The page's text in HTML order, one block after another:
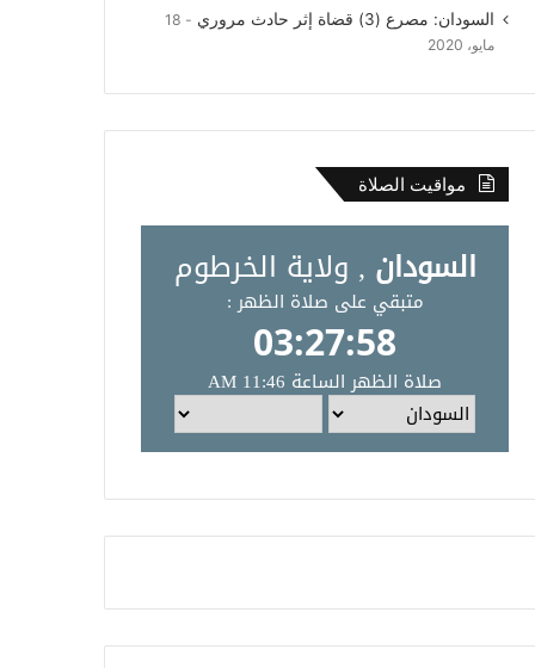
السودان: مصرع (3) قضاة إثر حادث مروري
18
مايو، 2020
مواقيت الصلاة